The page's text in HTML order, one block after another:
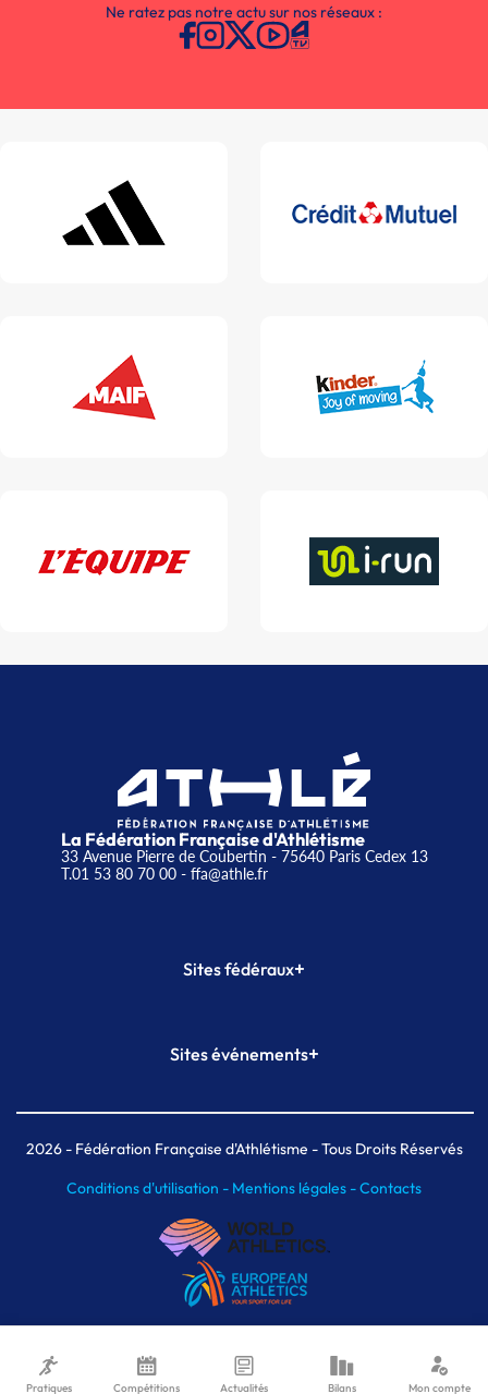
Ne ratez pas notre actu sur nos réseaux :
La Fédération Française d'Athlétisme
33 Avenue Pierre de Coubertin - 75640 Paris Cedex 13
T.01 53 80 70 00- ffa@athle.fr
Sites fédéraux+
Plateforme Formation
Sites événements+
Meeting de Paris indoor
MAIF Ekiden de Paris
2026- Fédération Française d'Athlétisme - Tous Droits Réservés
Conditions d'utilisation - Mentions légales -Contacts
Pratiques Compétitions Actualités Bilans Mon compte